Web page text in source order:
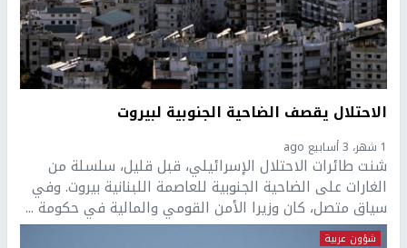
الاحتلال يقصف الضاحية الجنوبية لبيروت
1 شهر، 3 أسابيع ago
شنت طائرات الاحتلال الإسرائيلي، قبل قليل، سلسلة من
الغارات على الضاحية الجنوبية للعاصمة اللبنانية بيروت. وفي
سياق متصل، كان وزيرا الأمن القومي والمالية في حكومة ...
شؤون عربية